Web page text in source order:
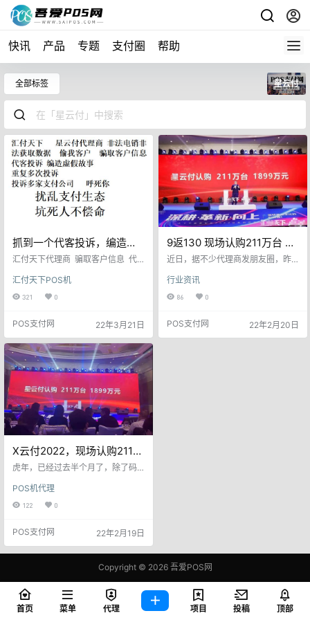
快讯 产品 专题 支付圈 帮助
全部标签 星云付
抓到一个代客投诉，编造虚
假投诉的电销团伙！坐看汇
汇付天下代理商 骗取客户信息 代
复投诉 呼死你 往复投诉 骗死人
不偿命 众所周知POS机电销一直伴
行业第一毒瘤！人人喊打！ 日前代
理商张总遇到一则糟心事，自己是
做地…
汇付天下POS机
321 0
POS支付网 22年3月21日
9返130 现场认购211万台 只
有16省能展业的X云付 你们
近日，据不少代理商发朋友圈，昨
场发布会，发布产品为X云付，现场
认购达211万台。看到相关宣传后，
万台机器9元的首付款付掉了？而且
X付还只有16个省（市）能展业，要
行业资讯
86 0
POS支付网 22年2月20日
X云付2022，现场认购211万
台，某机构打款450万认购
虎年，已经过去半个月了，除了码
会，今天X付在上海开了新年的第一
场产品发布会（年会），现在认购2
11万台，1899万元。 据现场代理爆
认购50万台。据了解，X云付2022
年市场营销政策，首付款9元，电签
99元每台，尾款90从激活返现中抵
扣。 2021年底，关于一机一户，关
信心不足，现在持观望态度，此次
发布…
POS机代理
122 0
POS支付网 22年2月19日
Copyright © 2026吾爱POS网
鄂ICP备2021006283号-1
查询 85 次，耗时 3.5418 秒
首页 菜单 代理 项目 投稿 顶部